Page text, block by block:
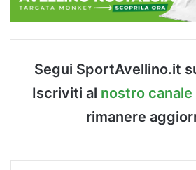
Segui SportAvellino.it
Iscriviti al nostro canale
rimanere